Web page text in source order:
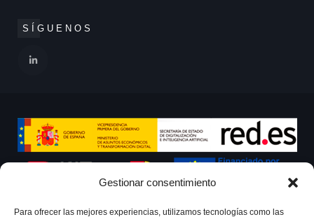
Gestionar consentimiento
Para ofrecer las mejores experiencias, utilizamos tecnologías como las
SÍGUENOS